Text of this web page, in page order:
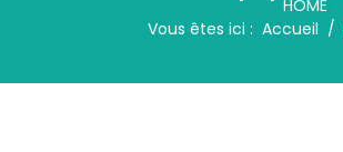
HOME
Vous êtes ici : Accueil